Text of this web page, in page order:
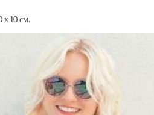
х 10 см.